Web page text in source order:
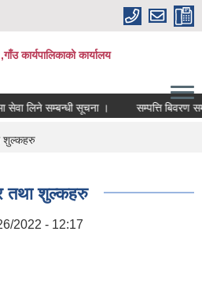
कार्यपालिकाको कार्यालय
लिने सम्बन्धी सूचना । सम्पत्ति बिवरण
शुल्कहरु
शुल्कहरु
2022 - 12:17